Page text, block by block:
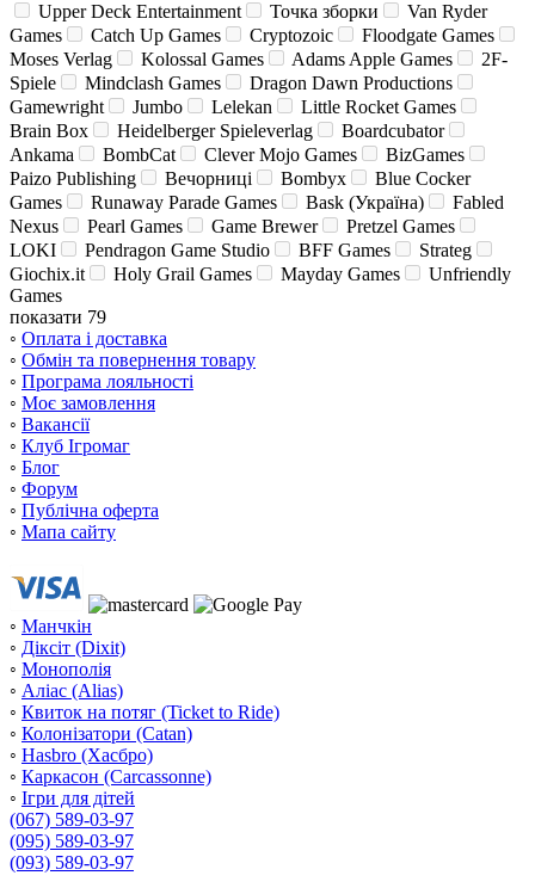
Upper Deck Entertainment
Точка зборки
Van Ryder
Games
Catch Up Games Cryptozoic
Floodgate Games
Moses Verlag
Kolossal Games Adams Apple Games
2F-
Spiele
Mindclash Games
Dragon Dawn Productions
Gamewright
Jumbo Lelekan
Little Rocket Games
Brain Box
Heidelberger Spieleverlag
Boardcubator
Ankama
BombCat Clever Mojo Games
BizGames
Paizo Publishing
Вечорниці Bombyx
Blue Cocker
Games
Runaway Parade Games Bask (Україна)
Fabled
Nexus
Pearl Games Game Brewer
Pretzel Games
LOKI
Pendragon Game Studio BFF Games
Strateg
Giochix.it
Holy Grail Games Mayday Games
Unfriendly
Games
показати 79
◦ Оплата і доставка
◦ Обмін та повернення товару
◦ Програма лояльності
◦ Моє замовлення
◦ Вакансії
◦ Клуб Ігромаг
◦ Блог
◦ Форум
◦ Публічна оферта
◦ Мапа сайту
◦ Манчкін
◦ Діксіт (Dixit)
◦ Монополія
◦ Аліас (Alias)
◦ Квиток на потяг (Ticket to Ride)
◦ Колонізатори (Catan)
◦ Hasbro (Хасбро)
◦ Каркасон (Carcassonne)
◦ Ігри для дітей
(067) 589-03-97
(095) 589-03-97
(093) 589-03-97